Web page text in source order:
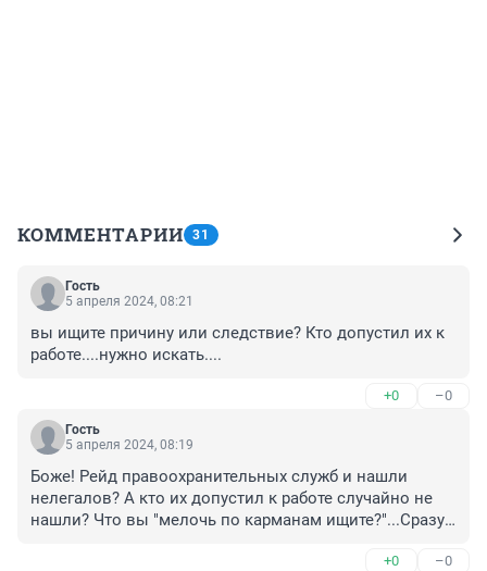
КОММЕНТАРИИ 31
Гость
5 апреля 2024, 08:21
вы ищите причину или следствие? Кто допустил их к
работе....нужно искать....
+0 –0
Гость
5 апреля 2024, 08:19
Боже! Рейд правоохранительных служб и нашли
нелегалов? А кто их допустил к работе случайно не
нашли? Что вы "мелочь по карманам ищите?"...Сразу
+0 –0